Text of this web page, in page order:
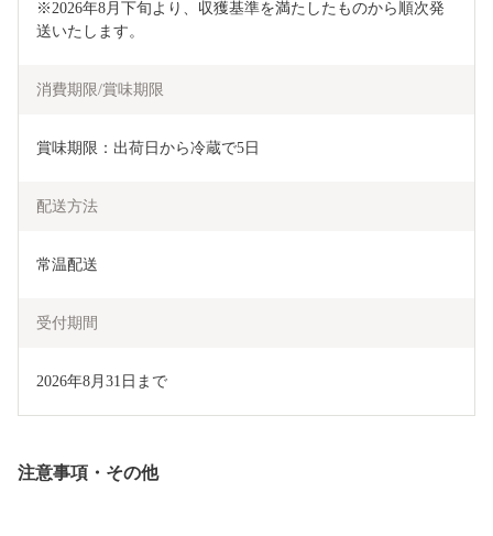
※2026年8月下旬より、収獲基準を満たしたものから順次発
送いたします。
消費期限/賞味期限
賞味期限：出荷日から冷蔵で5日
配送方法
常温配送
受付期間
2026年8月31日まで
注意事項・その他